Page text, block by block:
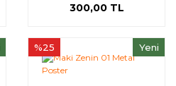
300,00 TL
Yeni
%25